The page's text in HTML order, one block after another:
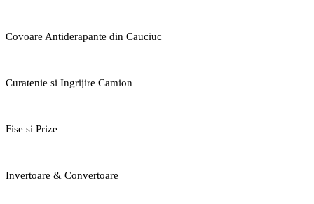
Covoare Antiderapante din Cauciuc
Curatenie si Ingrijire Camion
Fise si Prize
Invertoare & Convertoare